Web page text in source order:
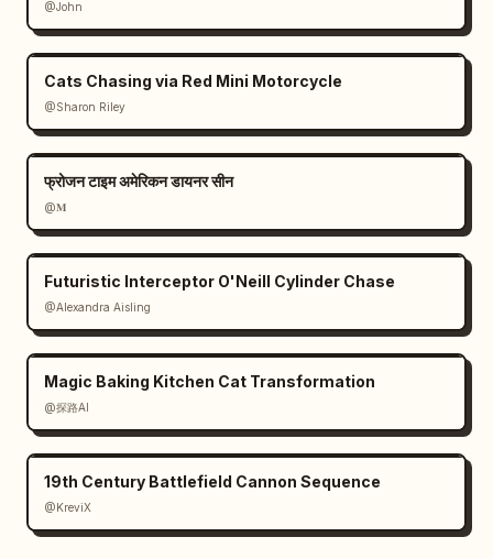
@John
Cats Chasing via Red Mini Motorcycle
@Sharon Riley
फ्रोजन टाइम अमेरिकन डायनर सीन
@𝐌
Futuristic Interceptor O'Neill Cylinder Chase
@Alexandra Aisling
Magic Baking Kitchen Cat Transformation
@探路AI
19th Century Battlefield Cannon Sequence
@KreviX